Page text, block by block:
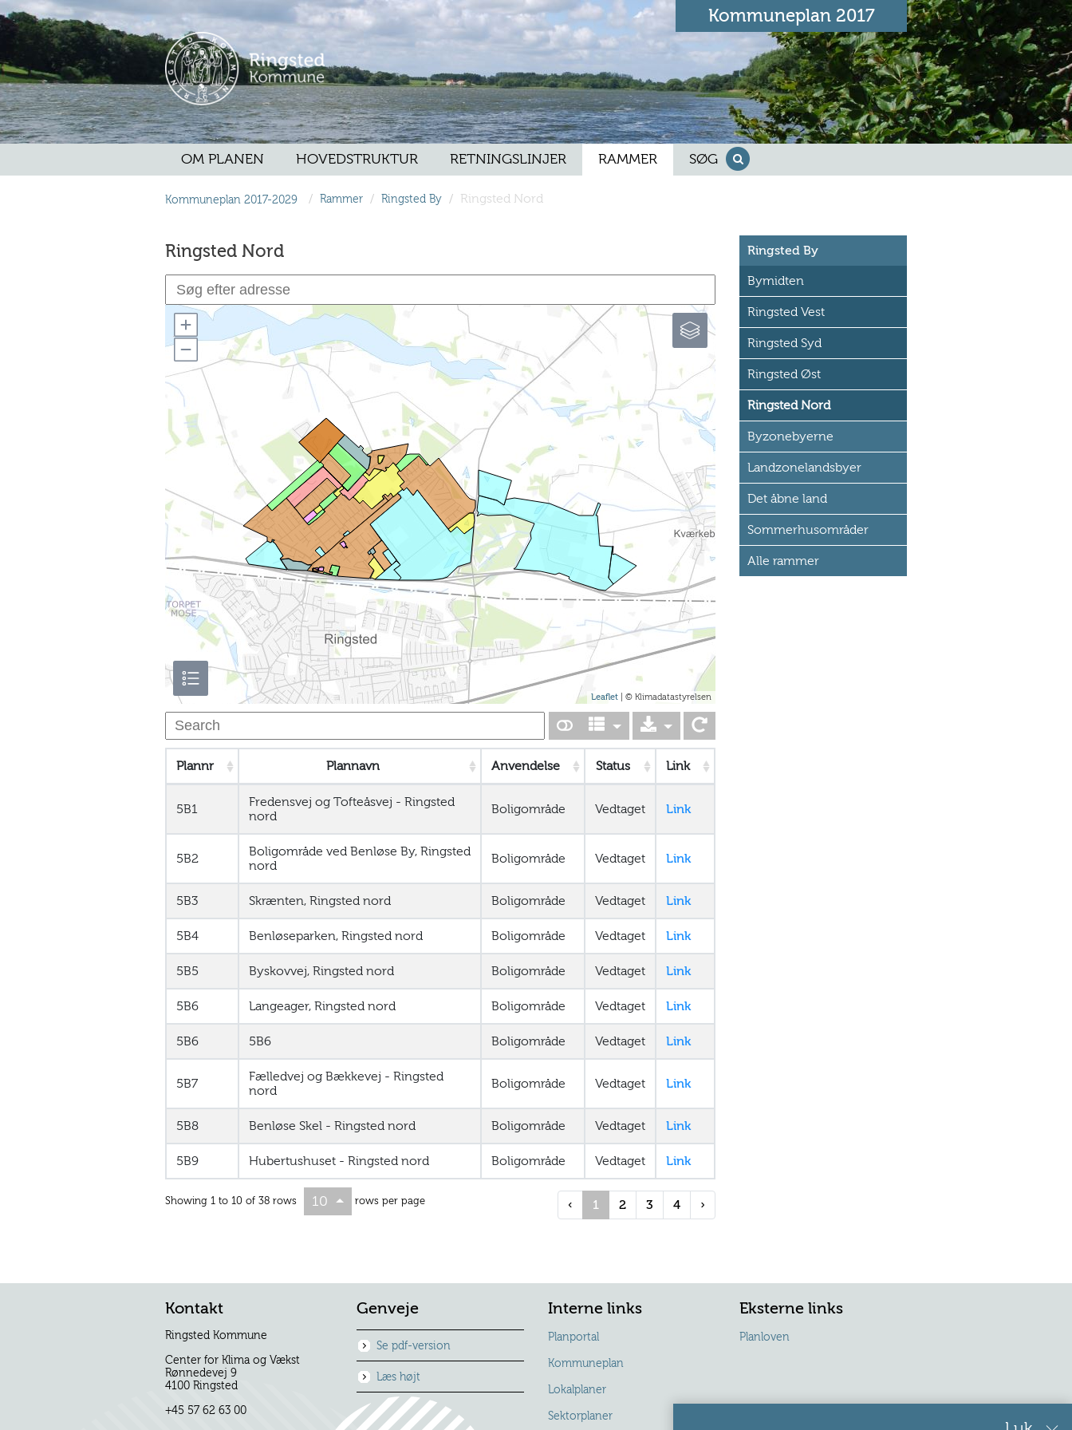
Kommuneplan 2017
OM PLANEN HOVEDSTRUKTUR RETNINGSLINJER RAMMER SØG
Kommuneplan 2017-2029 / Rammer / Ringsted By / Ringsted Nord
Ringsted Nord
Leaflet | © Klimadatastyrelsen
Plannr Plannavn Anvendelse Status Link
5B1
Fredensvej og Tofteåsvej - Ringsted
nord
Boligområde Vedtaget Link
5B2
Boligområde ved Benløse By, Ringsted
nord
Boligområde Vedtaget Link
5B3 Skrænten, Ringsted nord Boligområde Vedtaget Link
5B4 Benløseparken, Ringsted nord Boligområde Vedtaget Link
5B5 Byskovvej, Ringsted nord Boligområde Vedtaget Link
5B6 Langeager, Ringsted nord Boligområde Vedtaget Link
5B6 5B6 Boligområde Vedtaget Link
5B7
Fælledvej og Bækkevej - Ringsted
nord
Boligområde Vedtaget Link
5B8 Benløse Skel - Ringsted nord Boligområde Vedtaget Link
5B9 Hubertushuset - Ringsted nord Boligområde Vedtaget Link
Showing 1 to 10 of 38 rows 10 rows per page ‹ 1 2 3 4 ›
Ringsted By
Bymidten
Ringsted Vest
Ringsted Syd
Ringsted Øst
Ringsted Nord
Byzonebyerne
Landzonelandsbyer
Det åbne land
Sommerhusområder
Alle rammer
Kontakt
Ringsted Kommune
Center for Klima og Vækst
Rønnedevej 9
4100 Ringsted
+45 57 62 63 00
Genveje
Se pdf-version
Læs højt
Interne links
Planportal
Kommuneplan
Lokalplaner
Sektorplaner
Eksterne links
Planloven